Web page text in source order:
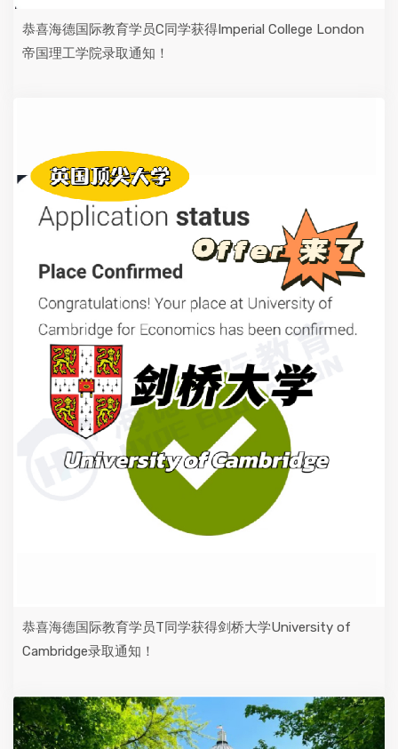
恭喜海德国际教育学员C同学获得Imperial College London
帝国理工学院录取通知！
恭喜海德国际教育学员T同学获得剑桥大学University of
Cambridge录取通知！